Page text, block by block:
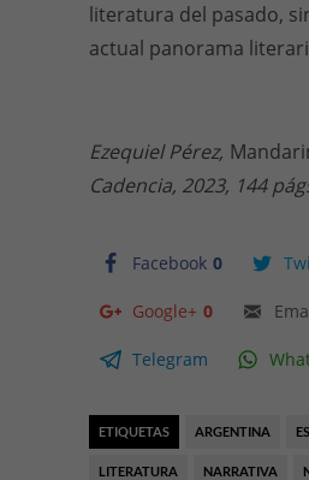
literatura del pasado,
actual panorama
Ezequiel Pérez,
Cadencia, 2023, 144
Facebook 0
Google+ 0
Telegram
ETIQUETAS ARGENTINA
LITERATURA NARRATIVA